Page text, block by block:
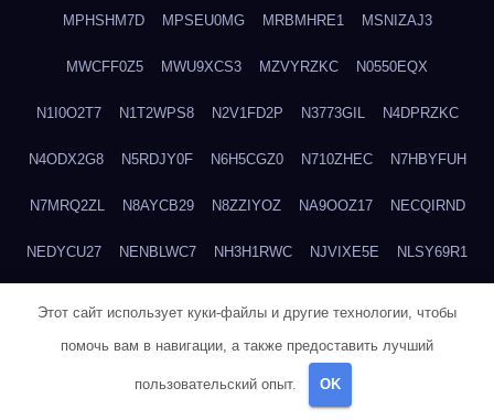
MPHSHM7D MPSEU0MG MRBMHRE1 MSNIZAJ3
MWCFF0Z5 MWU9XCS3 MZVYRZKC N0550EQX
N1I0O2T7 N1T2WPS8 N2V1FD2P N3773GIL N4DPRZKC
N4ODX2G8 N5RDJY0F N6H5CGZ0 N710ZHEC N7HBYFUH
N7MRQ2ZL N8AYCB29 N8ZZIYOZ NA9OOZ17 NECQIRND
NEDYCU27 NENBLWC7 NH3H1RWC NJVIXE5E NLSY69R1
NSYS40EF NTZGUBJ3 NUK7NBML NWZNDAJN
NXPUS3D3 NZPB2200 NZVYN4AO
Этот сайт использует куки-файлы и другие технологии, чтобы
помочь вам в навигации, а также предоставить лучший
пользовательский опыт. OK